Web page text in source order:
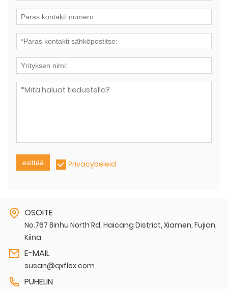
esittää Privacybeleid
OSOITE
No.767 Binhu North Rd, Haicang District, Xiamen, Fujian,
Kiina
E-MAIL
susan@qxflex.com
PUHELIN